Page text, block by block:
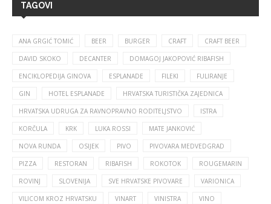
TAGOVI
ANA GRGIĆ TOMIĆ BEER BURGER CRAFT CRAFT BEER
DAVID SKOKO DECANTER DOMAGOJ JAKOPOVIĆ RIBAFISH
ENCIKLOPEDIJA GINOVA ESPLANADE FILEKI FULIRANJE
GIN HOTEL ESPLANADE HRVATSKA TURISTIČKA ZAJEDNICA
HRVATSKA UDRUGA ZA RAVNOPRAVNO RODITELJSTVO ISTRA
KORČULA KRK LUKA ROSSI MATE JANKOVIĆ
NOVA RUNDA OSIJEK PIVO PIVOVARA MEDVEDGRAD
PIZZA RESTORAN RIBAFISH ROKOTOK ROUGEMARIN
ROVINJ SLOVENIJA SVE HRVATSKE PIVOVARE VARIONICA
VILICOM KROZ HRVATSKU VINART VINISTRA VINO